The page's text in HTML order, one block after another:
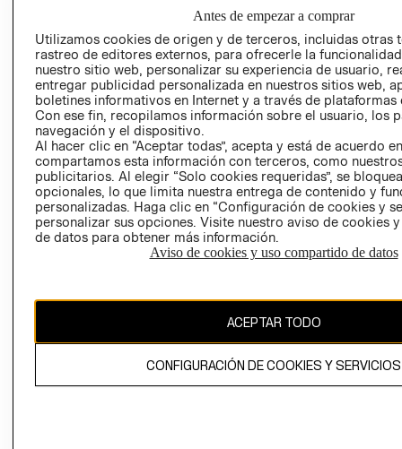
PROGRAMA DE
Y ÉTICA (INGLÉS)
COMERCIO - SIC
PETICIONES
QUEJAS Y
RECLAMOS
Colombia ($)
CAMBIAR REGIÓN
El contenido de esta página web está protegido por copyright y es
Antes de empezar a comprar
Utilizamos cookies de origen y de terceros, incluidas otras
rastreo de editores externos, para ofrecerle la
nuestro sitio web, personalizar su experiencia de usuario,
entregar publicidad personalizada en nuestros sitios web,
boletines informativos en Internet y a través de plataformas
Con ese fin, recopilamos información sobre el usuario, los
navegación y el dispositivo.
Al hacer clic en “Aceptar todas”, acepta y está de acuerdo
compartamos esta información con terceros, como
publicitarios. Al elegir “Solo cookies requeridas”, se
opcionales, lo que limita nuestra entrega de contenido y
personalizadas. Haga clic en “Configuración de cookies y
personalizar sus opciones. Visite nuestro aviso de cookies
de datos para obtener más información.
Aviso de cookies y uso compartido de datos
ACEPTAR TODO
CONFIGURACIÓN DE COOKIES Y SERVICIOS